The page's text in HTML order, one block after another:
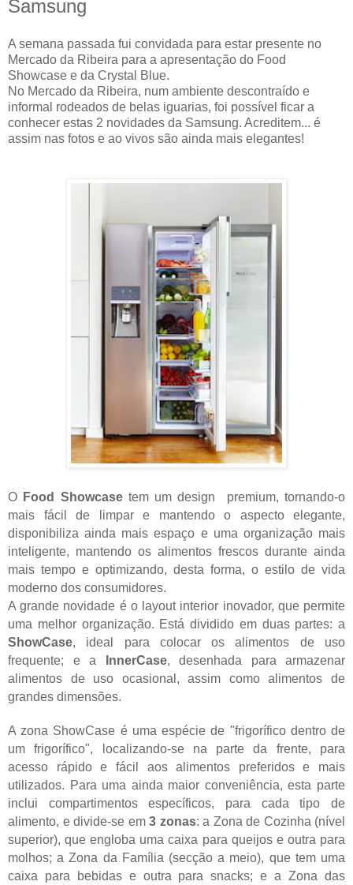
Samsung
A semana passada fui convidada para estar presente no
Mercado da Ribeira para a apresentação do Food
Showcase e da Crystal Blue.
No Mercado da Ribeira, num ambiente descontraído e
informal rodeados de belas iguarias, foi possível ficar a
conhecer estas 2 novidades da Samsung. Acreditem... é
assim nas fotos e ao vivos são ainda mais elegantes!
O Food Showcasetem um design premium, tornando-o
mais fácil de limpar e mantendo o aspecto elegante,
disponibiliza ainda mais espaço e uma organização mais
inteligente, mantendo os alimentos frescos durante ainda
mais tempo e optimizando, desta forma, o estilo de vida
moderno dos consumidores.
A grande novidade é o layout interior inovador, que permite
uma melhor organização. Está dividido em duas partes: a
ShowCase, ideal para colocar os alimentos de uso
frequente; e a
InnerCase, desenhada para armazenar
alimentos de uso ocasional, assim como alimentos de
grandes dimensões.
A zona ShowCase é uma espécie de "frigorífico dentro de
um frigorífico", localizando-se na parte da frente, para
acesso rápido e fácil aos alimentos preferidos e mais
utilizados. Para uma ainda maior conveniência, esta parte
inclui compartimentos específicos, para cada tipo de
alimento, e divide-se em 3 zonas: a Zona de Cozinha (nível
superior), que engloba uma caixa para queijos e outra para
molhos; a Zona da Família (secção a meio), que tem uma
caixa para bebidas e outra para snacks; e a Zona das